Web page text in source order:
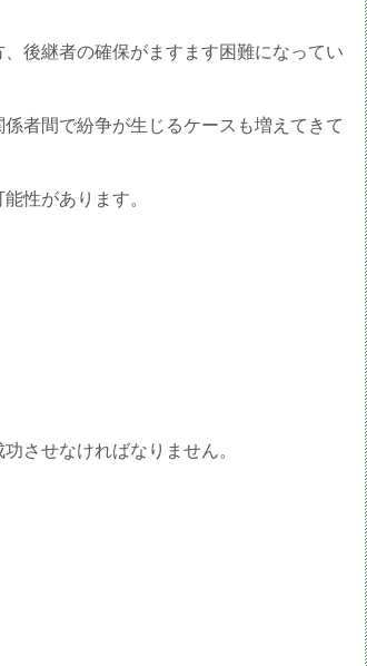
後継者の確保がますます困難になってい
者間で紛争が生じるケースも増えてきて
性があります。
させなければなりません。